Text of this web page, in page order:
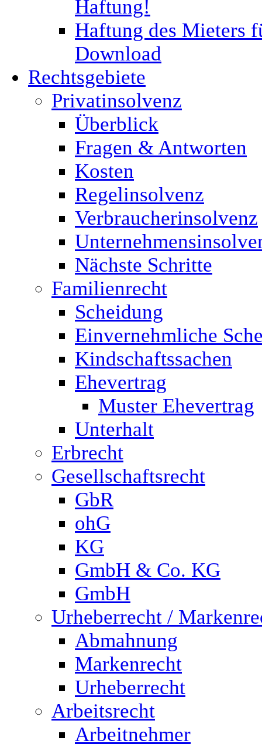
Haftung!
Haftung des Mieters
Download
Rechtsgebiete
Privatinsolvenz
Überblick
Fragen & Antworten
Kosten
Regelinsolvenz
Verbraucherinsolvenz
Nächste Schritte
Familienrecht
Scheidung
Einvernehmliche
Kindschaftssachen
Ehevertrag
Muster Ehevertrag
Unterhalt
Erbrecht
Gesellschaftsrecht
GbR
ohG
KG
GmbH & Co. KG
GmbH
Urheberrecht /
Abmahnung
Markenrecht
Urheberrecht
Arbeitsrecht
Arbeitnehmer